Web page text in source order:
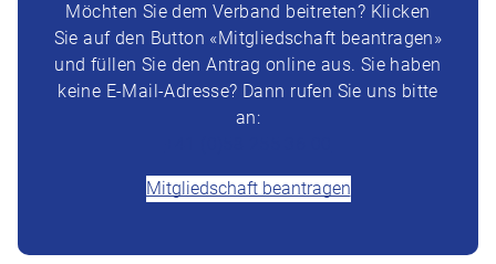
Möchten Sie dem Verband beitreten? Klicken
Sie auf den Button «Mitgliedschaft beantragen»
und füllen Sie den Antrag online aus. Sie haben
keine E-Mail-Adresse? Dann rufen Sie uns bitte
an:
Mitgliedschaft beantragen